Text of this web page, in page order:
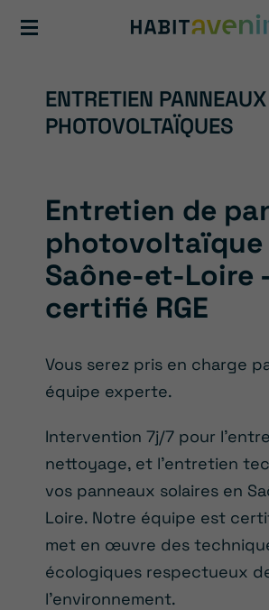
ENTRETIEN PANNEAUX
PHOTOVOLTAÏQUES
Entretien de
photovoltaïque
Saône-et-Loire
certifié RGE
Vous serez pris en charge
équipe experte.
Intervention 7j/7 pour
nettoyage, et l’entretien
vos panneaux solaires en
Loire. Notre équipe est
met en œuvre des
écologiques respectueux
l’environnement.